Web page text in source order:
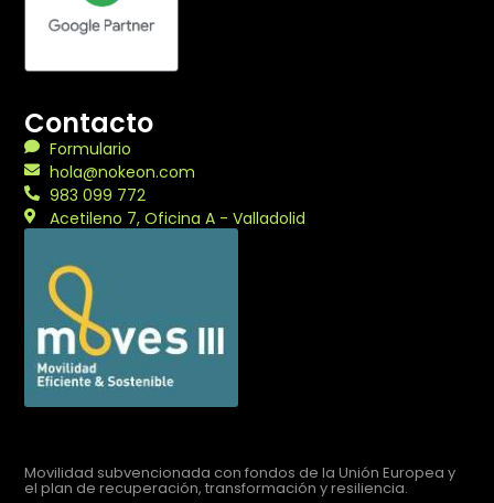
Contacto
Formulario
hola@nokeon.com
983 099 772
Acetileno 7, Oficina A - Valladolid
Movilidad subvencionada con fondos de la Unión Europea y
el plan de recuperación, transformación y resiliencia.